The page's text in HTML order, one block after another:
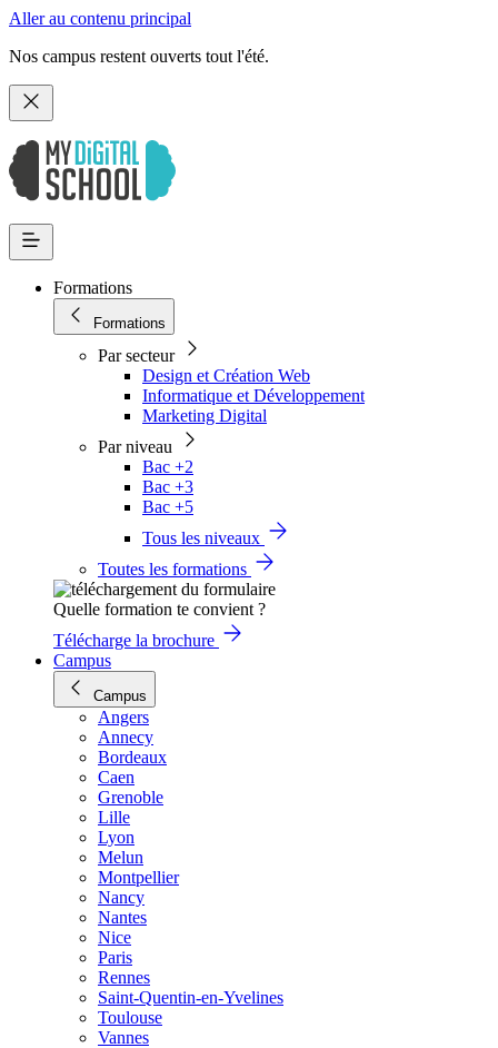
Aller au contenu principal
Nos campus restent ouverts tout l'été.
Formations
Formations
Par secteur
Design et Création Web
Informatique et Développement
Marketing Digital
Par niveau
Bac +2
Bac +3
Bac +5
Tous les niveaux
Toutes les formations
Quelle formation te convient ?
Télécharge la brochure
Campus
Campus
Angers
Annecy
Bordeaux
Caen
Grenoble
Lille
Lyon
Melun
Montpellier
Nancy
Nantes
Nice
Paris
Rennes
Saint-Quentin-en-Yvelines
Toulouse
Vannes